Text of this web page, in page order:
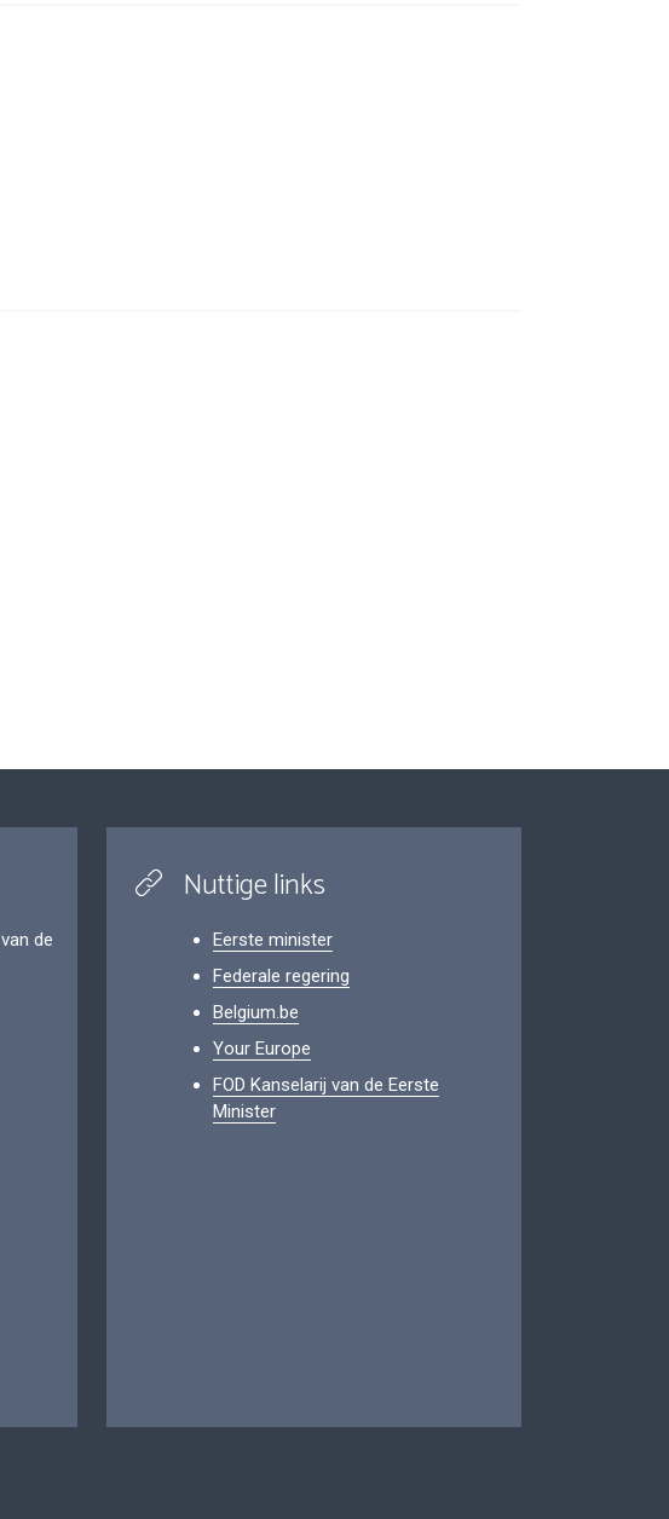
de
Nuttige links
Eerste minister
Federale regering
Belgium.be
Your Europe
FOD Kanselarij van de Eerste
Minister